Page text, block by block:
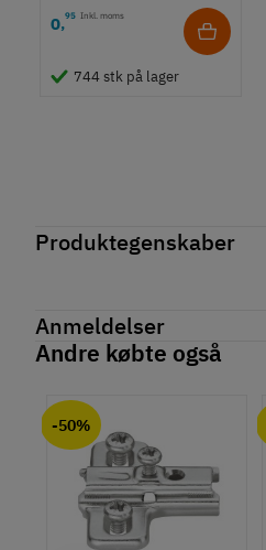
0,95 Inkl. moms
744 stk på lager
Produktegenskaber
På lager61 Varer
Produktinformation
Materiale
Stål
TilstandNy
Anmeldelser
Andre købte også
-50%